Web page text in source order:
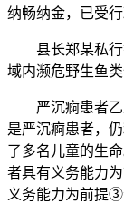
纳畅纳金，已受
县长郑某私行
域内濒危野生鱼
严沉痾患者乙
是严沉痾患者，
了多名儿童的生
者具有义务能力
义务能力为前提③